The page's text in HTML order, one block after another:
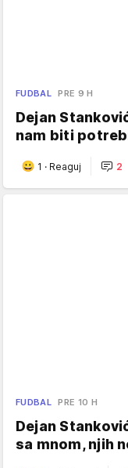
FUDBAL PRE 9 H
Dejan
nam biti
1 · Reaguj 2
FUDBAL PRE 10 H
Dejan
sa mnom, njih